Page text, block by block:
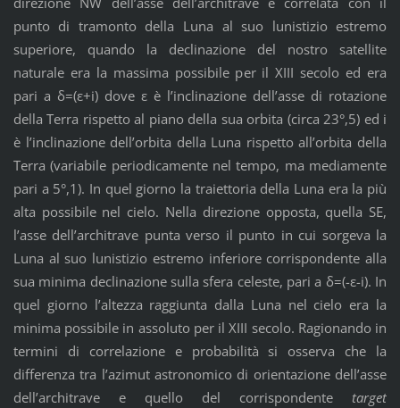
punto di tramonto della Luna al suo lunistizio estremo
superiore, quando la declinazione del nostro satellite
naturale era la massima possibile per il XIII secolo ed era
pari a δ=(ε+i) dove ε è l’inclinazione dell’asse di rotazione
della Terra rispetto al piano della sua orbita (circa 23°,5) ed i
è l’inclinazione dell’orbita della Luna rispetto all’orbita della
Terra (variabile periodicamente nel tempo, ma mediamente
pari a 5°,1). In quel giorno la traiettoria della Luna era la più
alta possibile nel cielo. Nella direzione opposta, quella SE,
l’asse dell’architrave punta verso il punto in cui sorgeva la
Luna al suo lunistizio estremo inferiore corrispondente alla
sua minima declinazione sulla sfera celeste, pari a δ=(-ε-i). In
quel giorno l’altezza raggiunta dalla Luna nel cielo era la
minima possibile in assoluto per il XIII secolo. Ragionando in
termini di correlazione e probabilità si osserva che la
differenza tra l’azimut astronomico di orientazione dell’asse
dell’architrave e quello del corrispondente target